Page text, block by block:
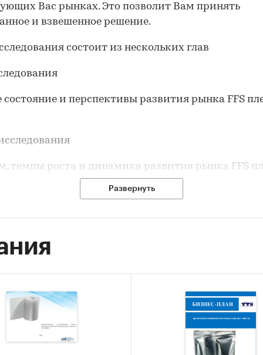
Вас рынках. Это позволит Вам принять
и взвешенное решение.
состоит из нескольких глав
состояние и перспективы развития рынка FFS
темпы роста и динамика развития рынка FFS
импорта в Россию и экспорта из России FFS
доли производителей на рынке FFS пленок в
события, тенденции и перспективы развития
несколько лет) FFS пленок в России.
Развернуть